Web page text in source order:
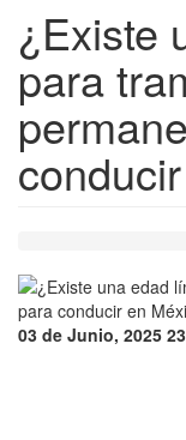
¿Existe
para
03 de Junio, 2025